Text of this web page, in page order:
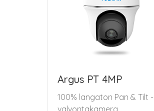
Argus PT 4MP
100% langaton Pan & Tilt -